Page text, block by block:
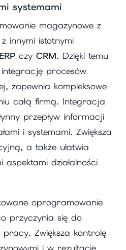
systemami
magazynowe z
innymi istotnymi
ERP czy CRM. Dzięki temu
integrację procesów
zapewnia kompleksowe
całą firmą. Integracja
przepływ informacji
i systemami. Zwiększa
a także ułatwia
aspektami działalności
oprogramowanie
przyczynia się do
Zwiększa kontrolę